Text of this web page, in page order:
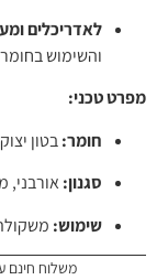
לאדריכלים
והשימוש
מפרט טכני:
חומר:בטון
סגנון: אורבני,
שימוש:
משלוח חינם על